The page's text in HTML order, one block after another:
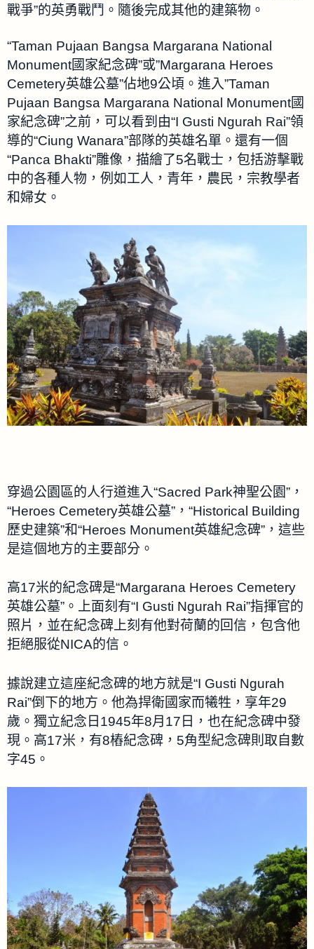
戰爭”的英勇戰鬥。隨後完成其他的建築物。
“Taman Pujaan Bangsa Margarana National
Monument國家紀念碑”或”Margarana Heroes
Cemetery英雄公墓”佔地9公頃。進入”Taman
Pujaan Bangsa Margarana National Monument國
家紀念碑”之前，可以看到由“I Gusti Ngurah Rai”領
導的“Ciung Wanara”部隊的英雄名單。還有一個
“Panca Bhakti”雕像，描繪了5名戰士，包括游擊戰
中的各種人物，例如工人，青年，農民，宗教學者
和婦女。
穿過公園區的人行道進入“Sacred Park神聖公園”，
“Heroes Cemetery英雄公墓”，“Historical Building
歷史建築”和“Heroes Monument英雄紀念碑”，這些
是這個地方的主要部分。
高17米的紀念碑是“Margarana Heroes Cemetery
英雄公墓”。上面刻有“I Gusti Ngurah Rai”指揮官的
照片，並在紀念碑上刻有他對荷蘭的回信，包含他
拒絕服從NICA的信。
據說建立這座紀念碑的地方就是“I Gusti Ngurah
Rai”倒下的地方。他為捍衛國家而犧牲，享年29
歲。獨立紀念日1945年8月17日，也在紀念碑中發
現。高17米，有8樁紀念碑，5角型紀念碑則取自數
字45。